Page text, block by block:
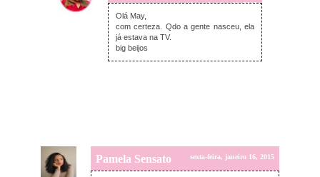
sexta-feira, janeiro 16, 2015
Olá May,
com certeza. Qdo a gente nasceu, ela
já estava na TV.
big beijos
Pamela Sensato sexta-feira, janeiro 16, 2015